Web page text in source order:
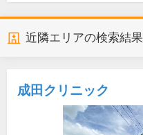
近隣エリアの検索結果
成田クリニック